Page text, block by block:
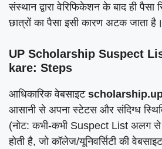
संस्थान द्वारा वेरिफिकेशन के बाद ही पैसा
छात्रों का पैसा इसी कारण अटक जाता है।
UP Scholarship Suspect
kare: Steps
आधिकारिक वेबसाइट
आसानी से अपना स्टेटस और संदिग्ध
(नोट: कभी-कभी Suspect List अलग से
होती है, जो कॉलेज/यूनिवर्सिटी की